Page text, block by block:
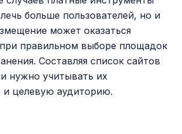
больше пользователей, но и
может оказаться
правильном выборе площадок
Составляя список сайтов
нужно учитывать их
и целевую аудиторию.